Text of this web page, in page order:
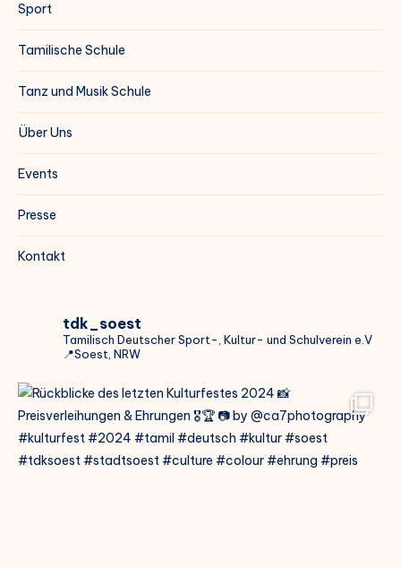
Sport
Tamilische Schule
Tanz und Musik Schule
Über Uns
Events
Presse
Kontakt
tdk_soest
Tamilisch Deutscher Sport-, Kultur- und Schulverein e.V
📍Soest, NRW